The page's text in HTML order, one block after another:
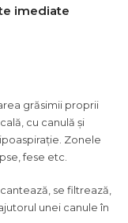
imediate
grăsimii proprii
cu canulă și
Zonele
fese etc.
se filtrează,
unei canule în